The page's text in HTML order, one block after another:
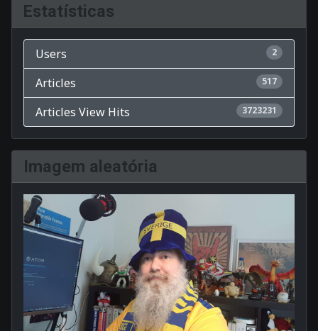
Estatísticas
Users 2
Articles 517
Articles View Hits 3723231
Imagem aleatória